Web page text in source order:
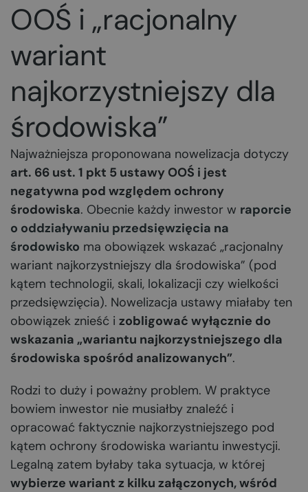
OOŚ i „racjonalny
wariant
najkorzystniejszy dla
środowiska”
Najważniejsza proponowana nowelizacja dotyczy
art. 66 ust. 1 pkt 5 ustawy OOŚ i jest
negatywna pod względem ochrony
środowiska. Obecnie każdy inwestor w raporcie
o oddziaływaniu przedsięwzięcia na
środowisko ma obowiązek wskazać „racjonalny
wariant najkorzystniejszy dla środowiska” (pod
kątem technologii, skali, lokalizacji czy wielkości
przedsięwzięcia). Nowelizacja ustawy miałaby ten
obowiązek znieść i zobligować wyłącznie do
wskazania „wariantu najkorzystniejszego dla
środowiska spośród analizowanych”.
Rodzi to duży i poważny problem. W praktyce
bowiem inwestor nie musiałby znaleźć i
opracować faktycznie najkorzystniejszego pod
kątem ochrony środowiska wariantu inwestycji.
Legalną zatem byłaby taka sytuacja, w której
wybierze wariant z kilku załączonych, wśród